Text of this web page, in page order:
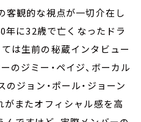
客観的な視点が一切介在し
年に32歳で亡くなったドラ
は生前の秘蔵インタビュー
のジミー・ペイジ、ボーカル
のジョン・ポール・ジョーン
がまたオフィシャル感を高